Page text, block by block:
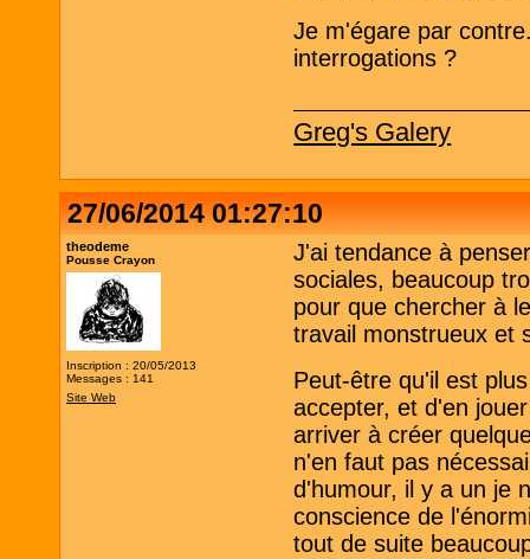
Je m'égare par
interrogations ?
Greg's Galery
27/06/2014 01:27:10
theodeme
Pousse Crayon
Inscription : 20/05/2013
Messages : 141
Site Web
J'ai tendance à
sociales, beaucoup
pour que chercher à
travail monstrueux et
Peut-être qu'il est
accepter, et d'en
arriver à créer
n'en faut pas
d'humour, il y a un je
conscience de
tout de suite